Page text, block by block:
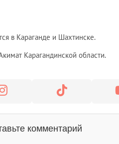
в Караганде и Шахтинске.
Карагандинской области.
комментарий